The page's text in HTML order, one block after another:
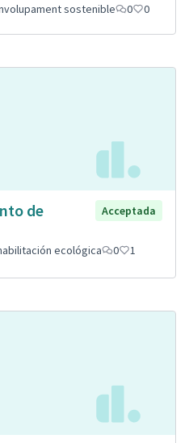
sostenible
0 0
de
Acceptada
ecológica 0 1